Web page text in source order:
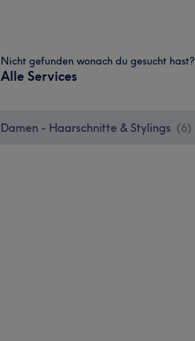
Nicht gefunden wonach du gesucht hast?
Alle Services
Damen - Haarschnitte & Stylings (6)